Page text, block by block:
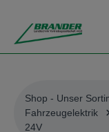
Shop - Unser
Fahrzeugelektrik
24V